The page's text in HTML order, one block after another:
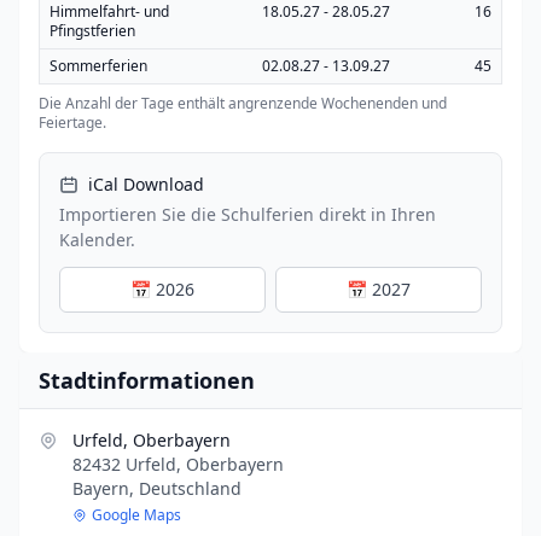
Himmelfahrt- und
Pfingstferien
18.05.27 - 28.05.27 16
Sommerferien 02.08.27 - 13.09.27
45
Die Anzahl der Tage enthält angrenzende Wochenenden und
Feiertage.
iCal Download
Importieren Sie die Schulferien direkt in Ihren
Kalender.
📅 2026 📅 2027
Stadtinformationen
Urfeld, Oberbayern
82432 Urfeld, Oberbayern
Bayern, Deutschland
Google Maps